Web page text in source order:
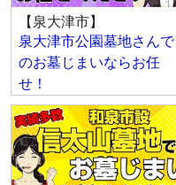
【泉大津市】
泉大津市公園墓地さんで
のお墓じまいならお任
せ！